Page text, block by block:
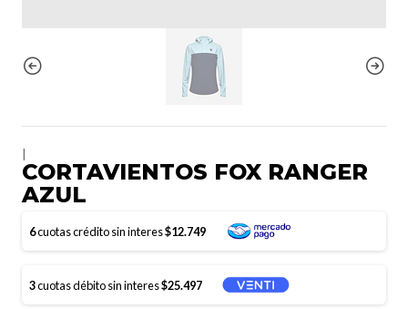
CORTAVIENTOS FOX RANGER
AZUL
6cuotas crédito sin interes$12.749
3cuotas débito sin interes$25.497